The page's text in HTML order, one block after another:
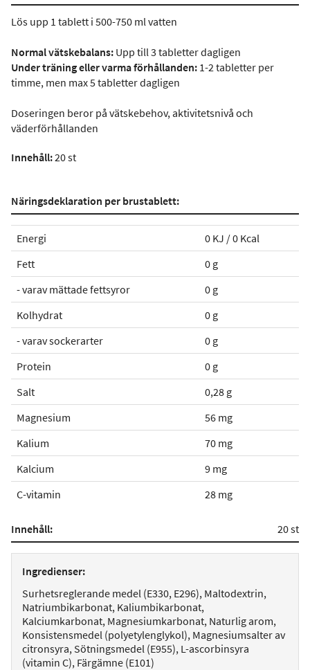
Lös upp 1 tablett i 500-750 ml vatten
Normal vätskebalans: Upp till 3 tabletter dagligen
Under träning eller varma förhållanden: 1-2 tabletter per
timme, men max 5 tabletter dagligen
Doseringen beror på vätskebehov, aktivitetsnivå och
väderförhållanden
Innehåll:20 st
Näringsdeklaration per brustablett:
Energi
0 KJ / 0 Kcal
Fett
0 g
- varav mättade fettsyror
0 g
Kolhydrat
0 g
- varav sockerarter
0 g
Protein
0 g
Salt
0,28 g
Magnesium
56 mg
Kalium
70 mg
Kalcium
9 mg
C-vitamin
28 mg
Innehåll: 20 st
Ingredienser:
Surhetsreglerande medel (E330, E296), Maltodextrin,
Natriumbikarbonat, Kaliumbikarbonat,
Kalciumkarbonat, Magnesiumkarbonat, Naturlig arom,
Konsistensmedel (polyetylenglykol), Magnesiumsalter av
citronsyra, Sötningsmedel (E955), L-ascorbinsyra
(vitamin C), Färgämne (E101)